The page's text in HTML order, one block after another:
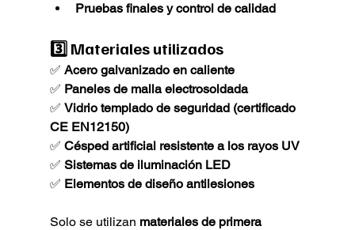
Pruebas finales y control de calidad
3️⃣ Materiales utilizados
✅ Acero galvanizado en caliente
✅ Paneles de malla electrosoldada
✅ Vidrio templado de seguridad (certificado
CE EN12150)
✅ Césped artificial resistente a los rayos UV
✅ Sistemas de iluminación LED
✅ Elementos de diseño antilesiones
Solo se utilizan materiales de primera